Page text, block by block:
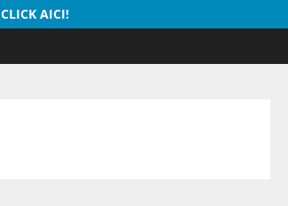
CLICK AICI!